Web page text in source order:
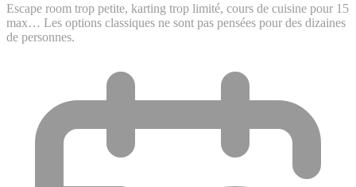
Escape room trop petite, karting trop limité, cours de cuisine pour 15
max… Les options classiques ne sont pas pensées pour des dizaines
de personnes.